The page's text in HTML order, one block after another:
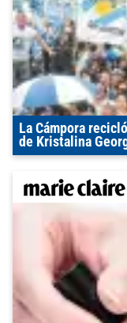
La Cámpora
de Kristalina